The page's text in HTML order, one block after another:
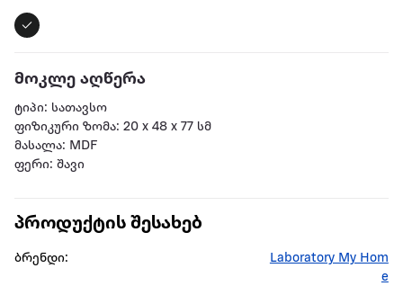
მოკლე აღწერა
ტიპი: სათავსო
ფიზიკური ზომა: 20 x 48 x 77 სმ
მასალა: MDF
ფერი: შავი
პროდუქტის შესახებ
ბრენდი:
Laboratory My Hom
e